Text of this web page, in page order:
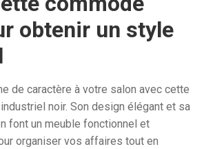
obtenir un style
de caractère à votre salon avec cette
noir. Son design élégant et sa
font un meuble fonctionnel et
organiser vos affaires tout en